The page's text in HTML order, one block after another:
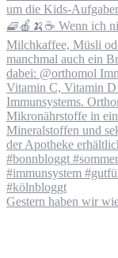
Gestern haben wir